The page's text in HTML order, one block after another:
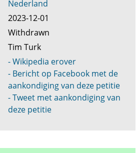
Nederland
2023-12-01
Withdrawn
Tim Turk
- Wikipedia erover
- Bericht op Facebook met de
aankondiging van deze petitie
- Tweet met aankondiging van
deze petitie